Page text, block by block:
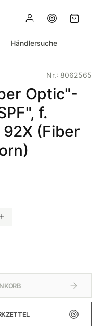
Händlersuche
Nr.: 8062565
Optic"-
f.
(Fiber